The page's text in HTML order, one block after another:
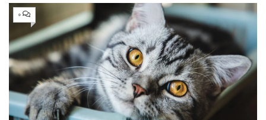
زیبایی و آرایش
شیک پوشی
دکوراسیون و چیدمان
غذا
رستوران گردی
آشپزی
۰